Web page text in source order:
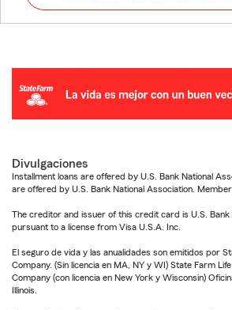
Divulgaciones
Installment loans are offered by U.S. Bank National
are offered by U.S. Bank National Association. Member
The creditor and issuer of this credit card is U.S. Bank
pursuant to a license from Visa U.S.A. Inc.
El seguro de vida y las anualidades son emitidos por
Company. (Sin licencia en MA, NY y WI) State Farm
Company (con licencia en New York y Wisconsin)
Illinois.